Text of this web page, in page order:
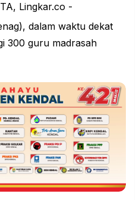
Lingkar.co -
), dalam waktu dekat
300 guru madrasah